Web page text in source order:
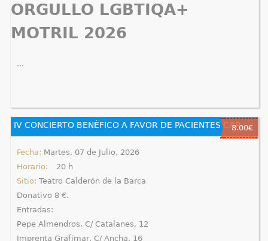
ORGULLO LGBTIQA+
MOTRIL 2026
...
8.00€
IV CONCIERTO BENÉFICO A FAVOR DE PACIENTES CARDIACOS Y ANTOCOAGULADOS "MUCHO CORAZÓN" OFRECIDO POR EL GRUPO EUFONÍA
Fecha: Martes, 07 de Julio, 2026
Horario:
20 h
Sitio: Teatro Calderón de la Barca
Donativo 8 €.
Entradas:
Pepe Almendros, C/ Catalanes, 12
Imprenta Grafimar, C/ Ancha, 16